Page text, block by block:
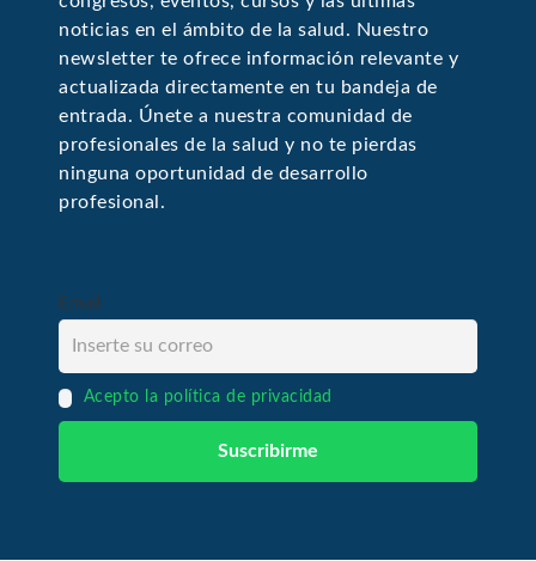
noticias en el ámbito de la salud. Nuestro
newsletter te ofrece información relevante y
actualizada directamente en tu bandeja de
entrada. Únete a nuestra comunidad de
profesionales de la salud y no te pierdas
ninguna oportunidad de desarrollo
profesional.
Email
Acepto la política de privacidad